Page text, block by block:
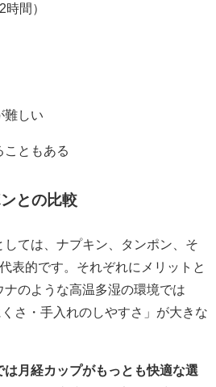
間）
難しい
こともある
との比較
ては、ナプキン、タンポン、そ
表的です。それぞれにメリットと
のような高温多湿の環境では
さ・手入れのしやすさ」が大きな
は月経カップがもっとも快適な選